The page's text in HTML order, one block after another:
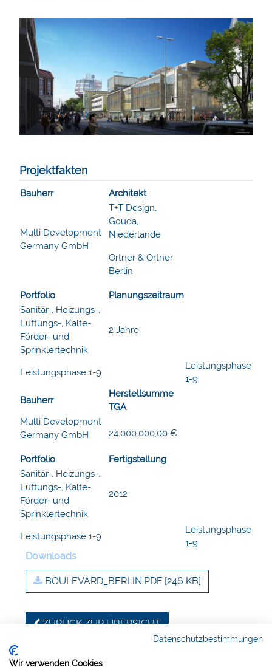
Projektfakten
Bauherr Architekt
Multi Development
Germany GmbH
T+T Design,
Gouda,
Niederlande
Ortner & Ortner
Berlin
Portfolio
Planungszeitraum
Sanitär-, Heizungs-,
Lüftungs-, Kälte-,
Förder- und
Sprinklertechnik
2 Jahre
Leistungsphase 1-9
Leistungsphase
1-9
Bauherr
Herstellsumme
TGA
Multi Development
Germany GmbH
24.000.000,00 €
Portfolio
Fertigstellung
Sanitär-, Heizungs-,
Lüftungs-, Kälte-,
Förder- und
Sprinklertechnik
2012
Leistungsphase 1-9
Leistungsphase
1-9
Downloads
BOULEVARD_BERLIN.PDF [246 KB]
ZURÜCK ZUR ÜBERSICHT
Datenschutzbestimmungen
Wir verwenden Cookies